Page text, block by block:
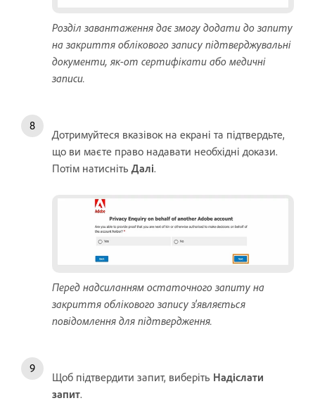
Розділ завантаження дає змогу додати до запиту
на закриття облікового запису підтверджувальні
документи, як-от сертифікати або медичні
записи.
Дотримуйтеся вказівок на екрані та підтвердьте,
що ви маєте право надавати необхідні докази.
Потім натиснітьДалі.
Перед надсиланням остаточного запиту на
закриття облікового запису з'являється
повідомлення для підтвердження.
Щоб підтвердити запит, виберіть Надіслати
запит.